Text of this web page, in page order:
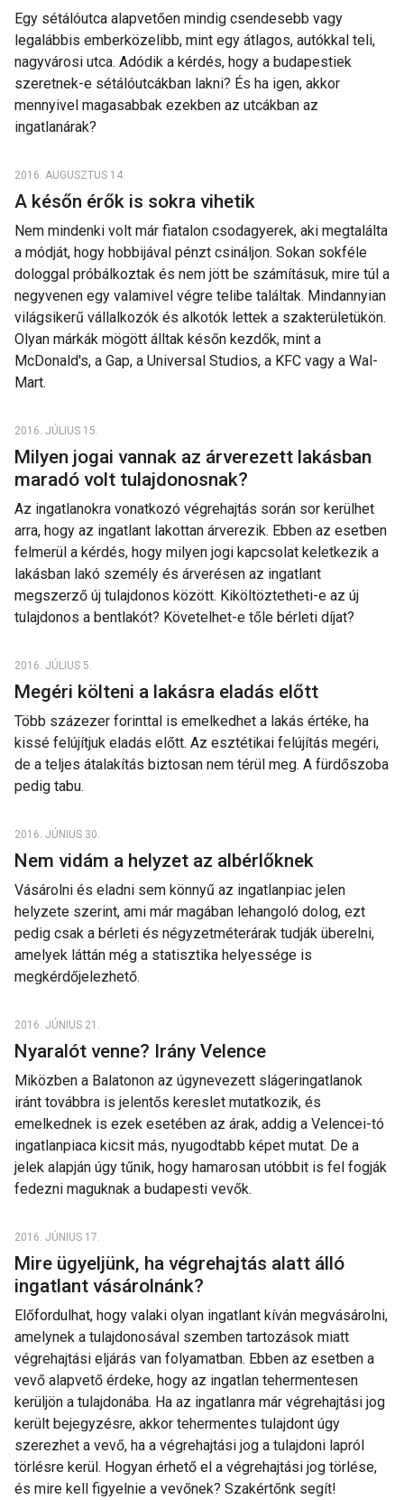
Egy sétálóutca alapvetően mindig csendesebb vagy
legalábbis emberközelibb, mint egy átlagos, autókkal teli,
nagyvárosi utca. Adódik a kérdés, hogy a budapestiek
szeretnek-e sétálóutcákban lakni? És ha igen, akkor
mennyivel magasabbak ezekben az utcákban az
ingatlanárak?
2016. AUGUSZTUS 14.
A későn érők is sokra vihetik
Nem mindenki volt már fiatalon csodagyerek, aki megtalálta
a módját, hogy hobbijával pénzt csináljon. Sokan sokféle
dologgal próbálkoztak és nem jött be számításuk, mire túl a
negyvenen egy valamivel végre telibe találtak. Mindannyian
világsikerű vállalkozók és alkotók lettek a szakterületükön.
Olyan márkák mögött álltak későn kezdők, mint a
McDonald's, a Gap, a Universal Studios, a KFC vagy a Wal-
Mart.
2016. JÚLIUS 15.
Milyen jogai vannak az árverezett lakásban
maradó volt tulajdonosnak?
Az ingatlanokra vonatkozó végrehajtás során sor kerülhet
arra, hogy az ingatlant lakottan árverezik. Ebben az esetben
felmerül a kérdés, hogy milyen jogi kapcsolat keletkezik a
lakásban lakó személy és árverésen az ingatlant
megszerző új tulajdonos között. Kiköltöztetheti-e az új
tulajdonos a bentlakót? Követelhet-e tőle bérleti díjat?
2016. JÚLIUS 5.
Megéri költeni a lakásra eladás előtt
Több százezer forinttal is emelkedhet a lakás értéke, ha
kissé felújítjuk eladás előtt. Az esztétikai felújítás megéri,
de a teljes átalakítás biztosan nem térül meg. A fürdőszoba
pedig tabu.
2016. JÚNIUS 30.
Nem vidám a helyzet az albérlőknek
Vásárolni és eladni sem könnyű az ingatlanpiac jelen
helyzete szerint, ami már magában lehangoló dolog, ezt
pedig csak a bérleti és négyzetméterárak tudják überelni,
amelyek láttán még a statisztika helyessége is
megkérdőjelezhető.
2016. JÚNIUS 21.
Nyaralót venne? Irány Velence
Miközben a Balatonon az úgynevezett slágeringatlanok
iránt továbbra is jelentős kereslet mutatkozik, és
emelkednek is ezek esetében az árak, addig a Velencei-tó
ingatlanpiaca kicsit más, nyugodtabb képet mutat. De a
jelek alapján úgy tűnik, hogy hamarosan utóbbit is fel fogják
fedezni maguknak a budapesti vevők.
2016. JÚNIUS 17.
Mire ügyeljünk, ha végrehajtás alatt álló
ingatlant vásárolnánk?
Előfordulhat, hogy valaki olyan ingatlant kíván megvásárolni,
amelynek a tulajdonosával szemben tartozások miatt
végrehajtási eljárás van folyamatban. Ebben az esetben a
vevő alapvető érdeke, hogy az ingatlan tehermentesen
kerüljön a tulajdonába. Ha az ingatlanra már végrehajtási jog
került bejegyzésre, akkor tehermentes tulajdont úgy
szerezhet a vevő, ha a végrehajtási jog a tulajdoni lapról
törlésre kerül. Hogyan érhető el a végrehajtási jog törlése,
és mire kell figyelnie a vevőnek? Szakértőnk segít!